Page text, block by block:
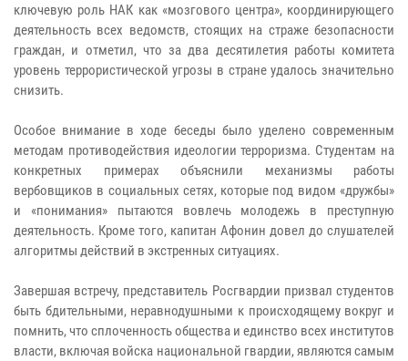
ключевую роль НАК как «мозгового центра», координирующего
деятельность всех ведомств, стоящих на страже безопасности
граждан, и отметил, что за два десятилетия работы комитета
уровень террористической угрозы в стране удалось значительно
снизить.
Особое внимание в ходе беседы было уделено современным
методам противодействия идеологии терроризма. Студентам на
конкретных примерах объяснили механизмы работы
вербовщиков в социальных сетях, которые под видом «дружбы»
и «понимания» пытаются вовлечь молодежь в преступную
деятельность. Кроме того, капитан Афонин довел до слушателей
алгоритмы действий в экстренных ситуациях.
Завершая встречу, представитель Росгвардии призвал студентов
быть бдительными, неравнодушными к происходящему вокруг и
помнить, что сплоченность общества и единство всех институтов
власти, включая войска национальной гвардии, являются самым